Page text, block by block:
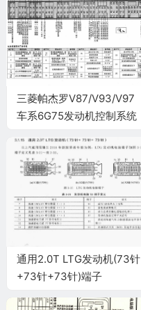
三菱帕杰罗V87/V93/V97
车系6G75发动机控制系统
通用2.0T LTG发动机(73针
+73针+73针)端子